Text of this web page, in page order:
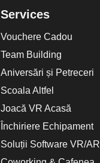
Services
Vouchere Cadou
Team Building
Aniversări și Petreceri
Scoala Altfel
Joacă VR Acasă
Închiriere Echipament
Soluții Software VR/AR